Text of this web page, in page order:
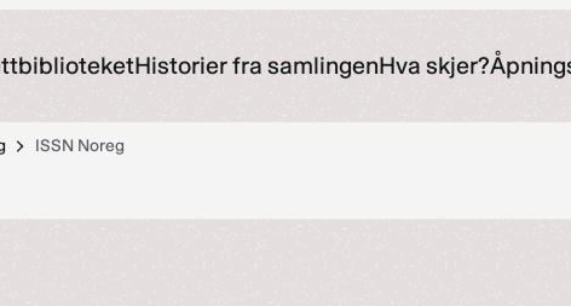
Historier fra samlingenHva skjer?
ISSN Noreg